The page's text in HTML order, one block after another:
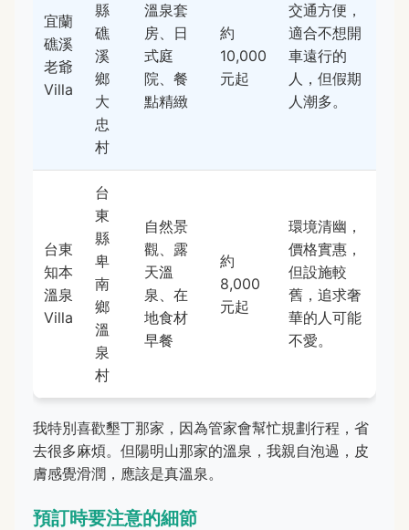
宜蘭
礁溪
老爺
Villa
縣
礁
溪
鄉
大
忠
村
溫泉套
房、日
式庭
院、餐
點精緻
約
10,000
元起
交通方便，
適合不想開
車遠行的
人，但假期
人潮多。
台東
知本
溫泉
Villa
台
東
縣
卑
南
鄉
溫
泉
村
自然景
觀、露
天溫
泉、在
地食材
早餐
約
8,000
元起
環境清幽，
價格實惠，
但設施較
舊，追求奢
華的人可能
不愛。
我特別喜歡墾丁那家，因為管家會幫忙規劃行程，省
去很多麻煩。但陽明山那家的溫泉，我親自泡過，皮
膚感覺滑潤，應該是真溫泉。
預訂時要注意的細節